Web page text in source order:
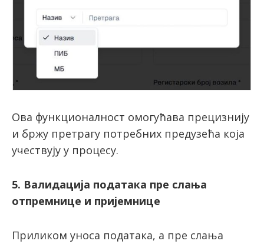
Ова функционалност омогућава прецизнију
и бржу претрагу потребних предузећа која
учествују у процесу.
5. Валидација података пре слања
отпремнице и пријемнице
Приликом уноса података, а пре слања